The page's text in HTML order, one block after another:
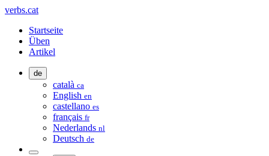
verbs.cat
Startseite
Üben
Artikel
de
català ca
English en
castellano es
français fr
Nederlands nl
Deutsch de